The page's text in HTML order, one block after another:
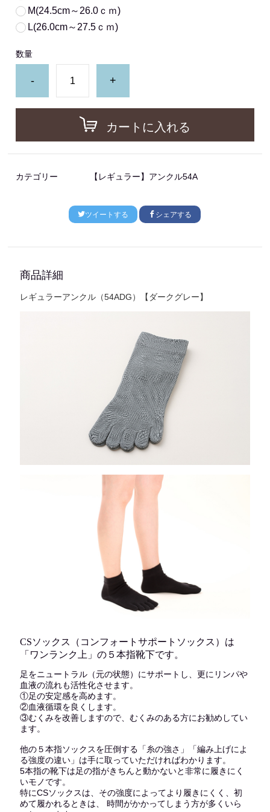
M(24.5cm～26.0ｃｍ)
L(26.0cm～27.5ｃｍ)
数量
- +
カートに入れる
カテゴリー 【レギュラー】アンクル54A
ツイートする シェアする
商品詳細
レギュラーアンクル（54ADG）【ダークグレー】
CSソックス（コンフォートサポートソックス）は
「ワンランク上」の５本指靴下です。
足をニュートラル（元の状態）にサポートし、更にリンパや
血液の流れも活性化させます。
①足の安定感を高めます。
②血液循環を良くします。
③むくみを改善しますので、むくみのある方にお勧めしてい
ます。
他の５本指ソックスを圧倒する「糸の強さ」「編み上げによ
る強度の違い」は手に取っていただければわかります。
5本指の靴下は足の指がきちんと動かないと非常に履きにく
いモノです。
特にCSソックスは、その強度によってより履きにくく、初
めて履かれるときは、 時間がかかってしまう方が多くいら